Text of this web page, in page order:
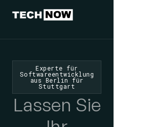
Experte für
Softwareentwicklung
aus Berlin für
Stuttgart
Lassen Sie